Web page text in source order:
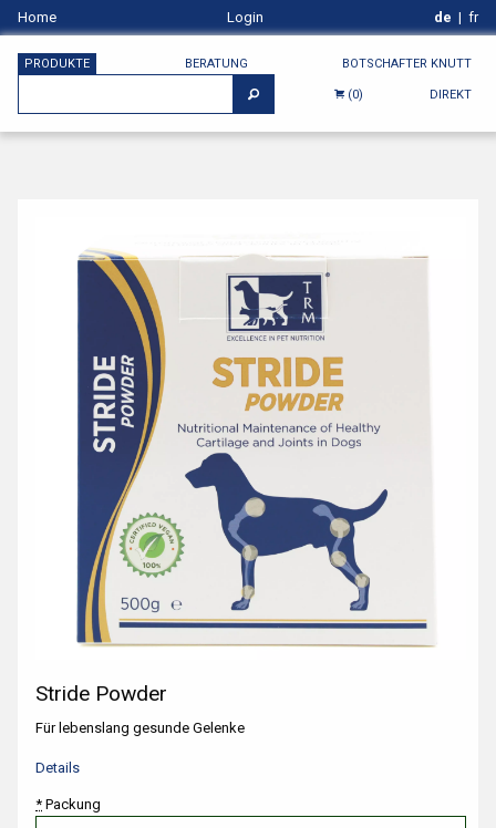
Home Login de | fr
PRODUKTE BERATUNG BOTSCHAFTER KNUTT
(0) DIREKT
Stride Powder
Für lebenslang gesunde Gelenke
Details
* Packung